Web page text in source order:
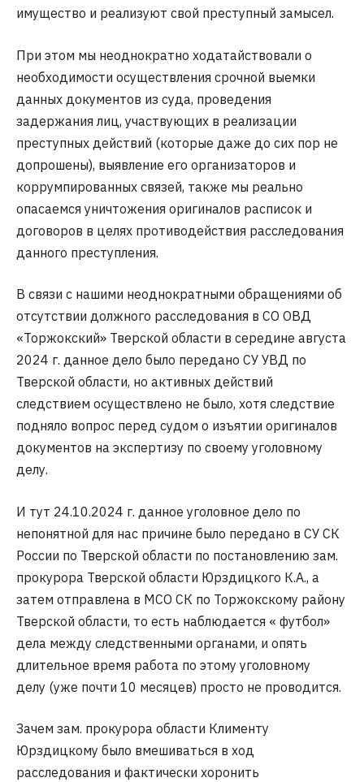
имущество и реализуют свой преступный замысел.
При этом мы неоднократно ходатайствовали о
необходимости осуществления срочной выемки
данных документов из суда, проведения
задержания лиц, участвующих в реализации
преступных действий (которые даже до сих пор не
допрошены), выявление его организаторов и
коррумпированных связей, также мы реально
опасаемся уничтожения оригиналов расписок и
договоров в целях противодействия расследования
данного преступления.
В связи с нашими неоднократными обращениями об
отсутствии должного расследования в СО ОВД
«Торжокский» Тверской области в середине августа
2024 г. данное дело было передано СУ УВД по
Тверской области, но активных действий
следствием осуществлено не было, хотя следствие
подняло вопрос перед судом о изъятии оригиналов
документов на экспертизу по своему уголовному
делу.
И тут 24.10.2024 г. данное уголовное дело по
непонятной для нас причине было передано в СУ СК
России по Тверской области по постановлению зам.
прокурора Тверской области Юрздицкого К.А., а
затем отправлена в МСО СК по Торжокскому району
Тверской области, то есть наблюдается « футбол»
дела между следственными органами, и опять
длительное время работа по этому уголовному
делу (уже почти 10 месяцев) просто не проводится.
Зачем зам. прокурора области Клименту
Юрздицкому было вмешиваться в ход
расследования и фактически хоронить